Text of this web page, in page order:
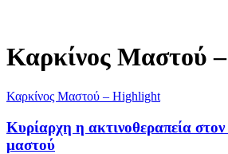
Καρκίνος Μαστού
Καρκίνος Μαστού – Highlight
Κυρίαρχη η ακτινοθεραπεία
μαστού